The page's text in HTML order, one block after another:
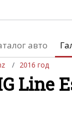
авто
2016 год
Line